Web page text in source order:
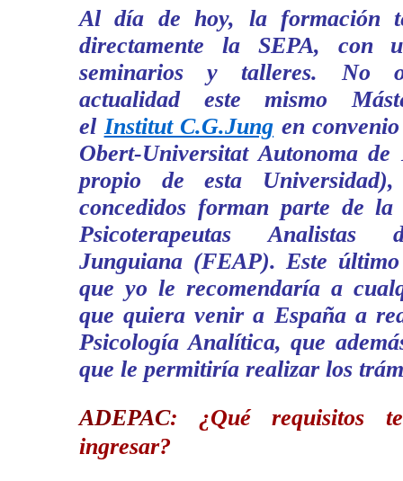
Al día de hoy, la formación
directamente la SEPA, con
seminarios y talleres. No
actualidad este mismo
elInstitut C.G.Jung en
Obert-Universitat Autonoma
propio de esta
concedidos forman parte de
Psicoterapeutas Analistas
Junguiana (FEAP). Este
que yo le recomendaría a
que quiera venir a España a
Psicología Analítica, que
que le permitiría realizar los
ADEPAC: ¿Qué requisitos
ingresar?